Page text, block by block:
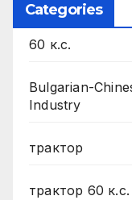
Categories
60 к.с.
Bulgarian-
Industry
трактор
трактор 60 к.с.